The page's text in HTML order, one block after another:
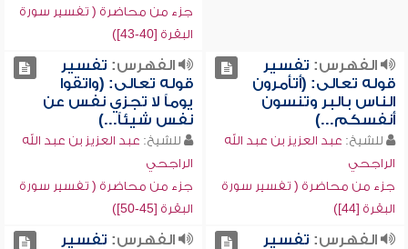
جزء من محاضرة ( تفسير سورة
البقرة [40-43])
الفهرس: تفسير
قوله تعالى: (أتأمرون
الناس بالبر وتنسون
أنفسكم...)
للشيخ: عبد العزيز بن عبد الله
الراجحي
جزء من محاضرة ( تفسير سورة
البقرة [44])
الفهرس: تفسير
قوله تعالى: (واتقوا
يوماً لا تجزي نفس عن
نفس شيئاً...)
للشيخ: عبد العزيز بن عبد الله
الراجحي
جزء من محاضرة ( تفسير سورة
البقرة [45-50])
الفهرس: تفسير
الفهرس: تفسير